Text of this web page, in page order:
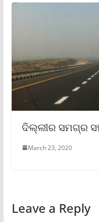
ଦିଲ୍ଲୀର ସମଗ୍ର
March 23, 2020
Leave a Reply